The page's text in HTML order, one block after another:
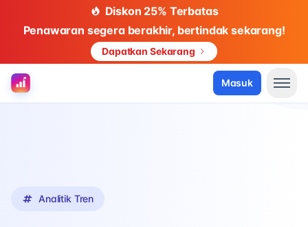
Diskon 25% Terbatas
Penawaran segera berakhir, bertindak sekarang!
Dapatkan Sekarang
Masuk
Tools IG
Analitik Tren